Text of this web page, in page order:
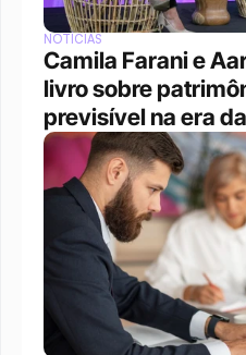
NOTÍCIAS
Camila Farani e
livro sobre
previsível na era